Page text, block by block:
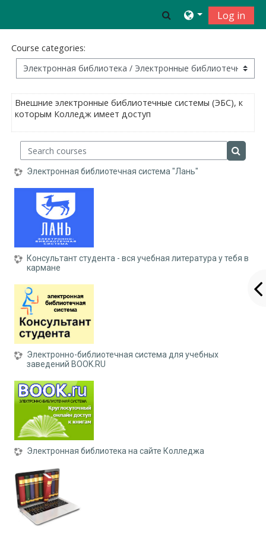
Toggle search
Log in
Course categories:
Внешние электронные библиотечные системы (ЭБС), к
которым Колледж имеет доступ
Search courses
Search
Электронная библиотечная система "Лань"
Консультант студента - вся учебная литература у тебя в
кармане
Электронно-библиотечная система для учебных
заведений BOOK.RU
Электронная библиотека на сайте Колледжа